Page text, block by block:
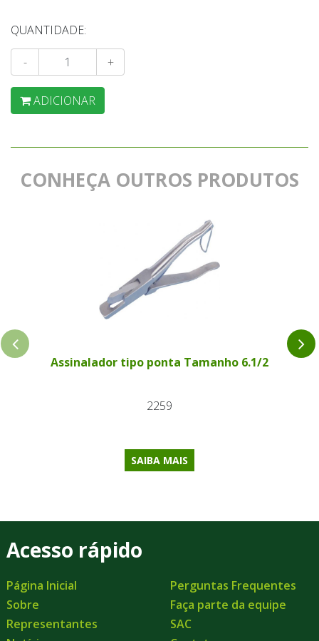
QUANTIDADE:
- +
ADICIONAR
CONHEÇA OUTROS PRODUTOS
Assinalador tipo ponta Tamanho 6.1/2
2259
SAIBA MAIS
Acesso rápido
Página Inicial
Sobre
Representantes
Perguntas Frequentes
Faça parte da equipe
SAC